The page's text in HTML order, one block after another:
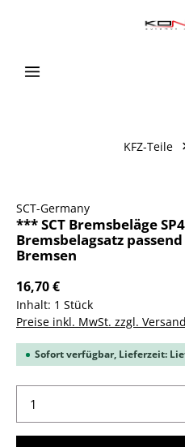
KFZ-Teile
SCT-Germany
*** SCT Bremsbeläge
Bremsbelagsatz
Bremsen
16,70 €
Inhalt: 1 Stück
Preise inkl. MwSt. zzgl.
Sofort verfügbar, Lieferzeit:
Produkt Anzahl: Gib